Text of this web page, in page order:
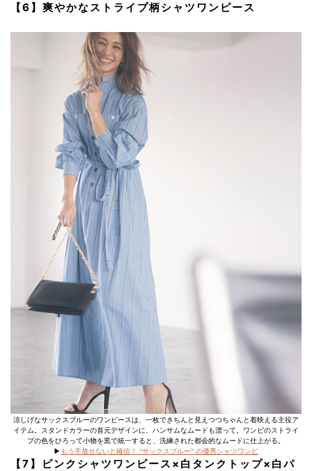
【6】爽やかなストライプ柄シャツワンピース
涼しげなサックスブルーのワンピースは、一枚できちんと見えつつちゃんと着映える主役ア
イテム。スタンドカラーの首元デザインに、ハンサムなムードも漂って。ワンピのストライ
プの色をひろって小物を黒で統一すると、洗練された都会的なムードに仕上がる。
▶︎ もう手放せないと確信！ “サックスブルー” の優秀シャツワンピ
【7】ピンクシャツワンピース×白タンクトップ×白パ